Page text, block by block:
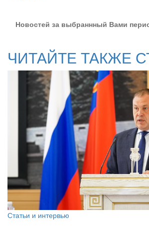
Новостей за выбраннный Вами
ЧИТАЙТЕ ТАКЖЕ
Статьи и интервью